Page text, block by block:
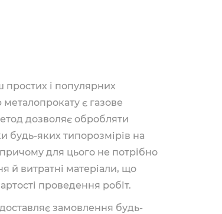
і популярних
є газове
дозволяє обробляти
будь-яких типорозмірів на
для цього не потрібно
й витратні матеріали, що
проведення робіт.
замовлення будь-